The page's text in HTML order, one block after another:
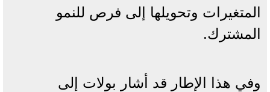
المتغيرات وتحويلها إلى فرص للنمو
المشترك.
وفي هذا الإطار قد أشار بولات إلى